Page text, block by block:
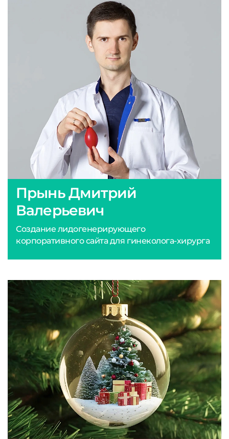
Прынь Дмитрий
Валерьевич
Создание лидогенерирующего
корпоративного сайта для гинеколога-хирурга